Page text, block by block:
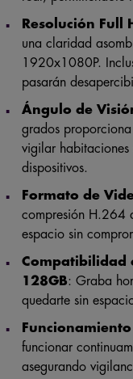
real, permitiéndote
Resolución Full
una claridad
1920x1080P.
pasarán
Ángulo de
grados
vigilar habitaciones
dispositivos.
Formato de
compresión H.264
espacio sin
Compatibilidad
128GB
: Graba
quedarte sin
funcionar